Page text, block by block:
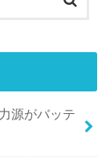
源がバッテ